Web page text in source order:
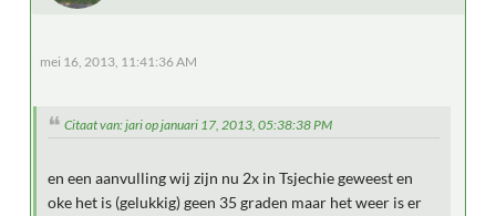
mei 16, 2013, 11:41:36 AM
Citaat van: jari op januari 17, 2013, 05:38:38 PM
en een aanvulling wij zijn nu 2x in Tsjechie geweest en
oke het is (gelukkig) geen 35 graden maar het weer is er